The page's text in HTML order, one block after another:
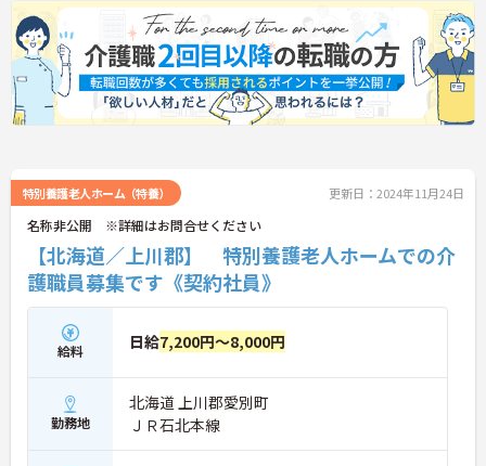
特別養護老人ホーム（特養） 更新日：2024年11月24日
名称非公開 ※詳細はお問合せください
【北海道／上川郡】 特別養護老人ホームでの介
護職員募集です《契約社員》
給料 日給7,200円～8,000円
勤務地
北海道 上川郡愛別町
ＪＲ石北本線